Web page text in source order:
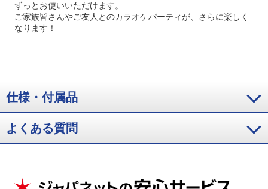
ずっとお使いいただけます。
ご家族皆さんやご友人とのカラオケパーティが、さらに楽しく
なります！
仕様・付属品
よくある質問